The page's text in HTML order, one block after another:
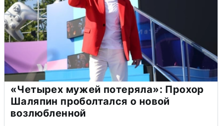
«Четырех мужей потеряла»: Прохор
Шаляпин проболтался о новой
возлюбленной